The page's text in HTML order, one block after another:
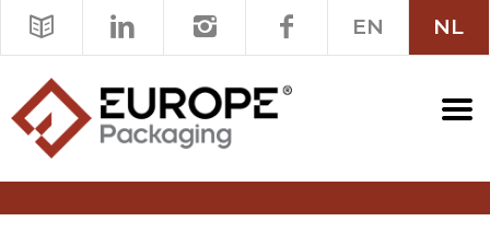
EN NL